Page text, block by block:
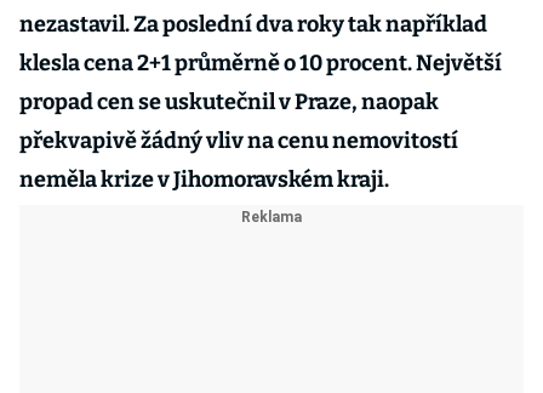
nezastavil. Za poslední dva roky tak například
klesla cena 2+1 průměrně o 10 procent. Největší
propad cen se uskutečnil v Praze, naopak
překvapivě žádný vliv na cenu nemovitostí
neměla krize v Jihomoravském kraji.